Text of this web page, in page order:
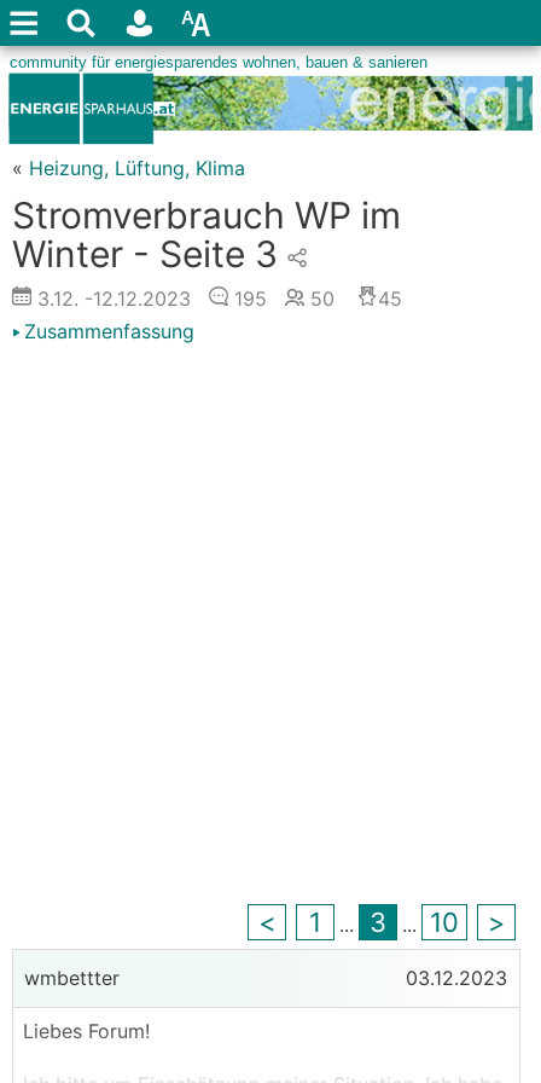
« Heizung, Lüftung, Klima
Stromverbrauch WP im
Winter - Seite 3
3.12. -12.12.2023 195 50
45
Zusammenfassung
< 1 ... 3 ... 10 >
wmbettter 03.12.2023
Liebes Forum!